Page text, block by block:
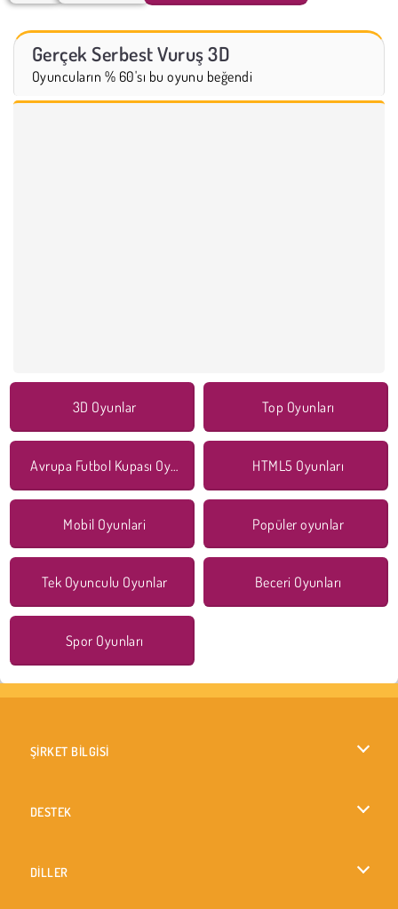
Gerçek Serbest Vuruş 3D
Oyuncuların % 60'sı bu oyunu beğendi
3D Oyunlar Top Oyunları
Avrupa Futbol Kupası Oyunları HTML5 Oyunları
Mobil Oyunlari Popüler oyunlar
Tek Oyunculu Oyunlar Beceri Oyunları
Spor Oyunları
ŞİRKET BİLGİSİ
DESTEK
DİLLER